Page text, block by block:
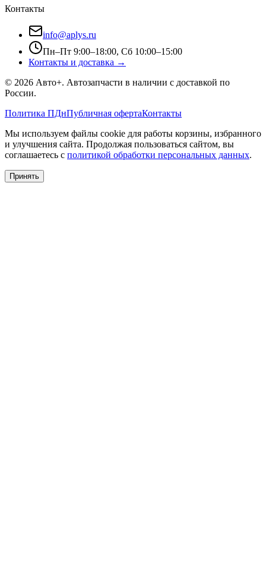
Контакты
info@aplys.ru
Пн–Пт 9:00–18:00, Сб 10:00–15:00
Контакты и доставка →
© 2026 Авто+. Автозапчасти в наличии с доставкой по
России.
Политика ПДнПубличная офертаКонтакты
Мы используем файлы cookie для работы корзины, избранного
и улучшения сайта. Продолжая пользоваться сайтом, вы
соглашаетесь с политикой обработки персональных данных.
Принять